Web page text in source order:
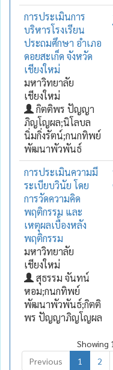
การประเมินการ
บริหารโรงเรียน
ประถมศึกษา อำเภอ
ดอยสะเก็ด จังหวัด
เชียงใหม่
มหาวิทยาลัย
เชียงใหม่
กิตติพร ปัญญา
ภิญโญผล;นิโลบล
นิ่มกิ่งรัตน์;กนกทิพย์
พัฒนาพัวพันธ์
การประเมินความมี
ระเบียบวินัย โดย
การวัดความคิด
พฤติกรรม และ
เหตุผลเบื้องหลัง
พฤติกรรม
มหาวิทยาลัย
เชียงใหม่
สุธรรม จันทน์
หอม;กนกทิพย์
พัฒนาพัวพันธ์;กิตติ
พร ปัญญาภิญโญผล
Showing
Previous
1 2